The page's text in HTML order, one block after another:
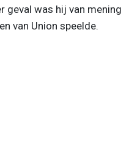
geval was hij van mening
van Union speelde.